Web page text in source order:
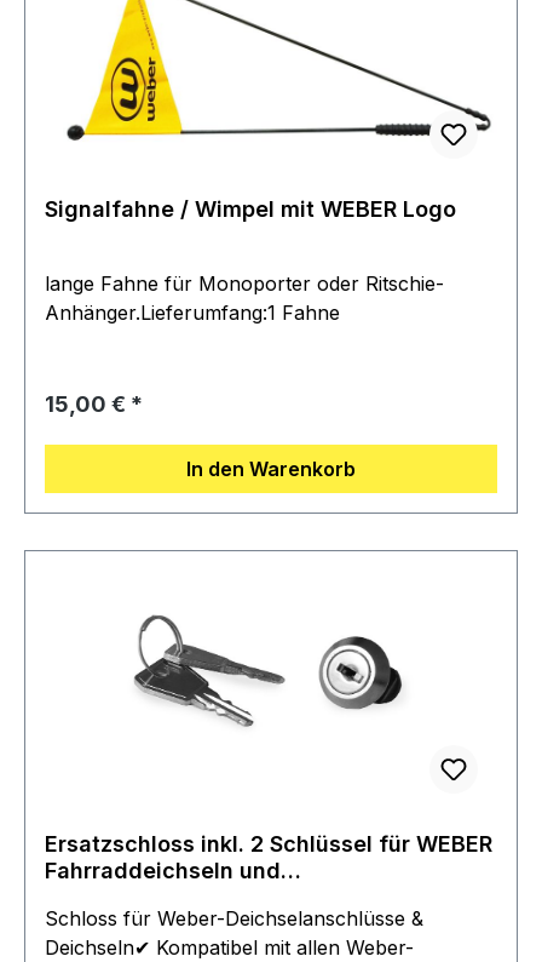
Signalfahne / Wimpel mit WEBER Logo
lange Fahne für Monoporter oder Ritschie-
Anhänger.Lieferumfang:1 Fahne
Regulärer Preis:
15,00 €
In den Warenkorb
Ersatzschloss inkl. 2 Schlüssel für WEBER
Fahrraddeichseln und
Schloss für Weber-Deichselanschlüsse &
Deichseln✔ Kompatibel mit allen Weber-